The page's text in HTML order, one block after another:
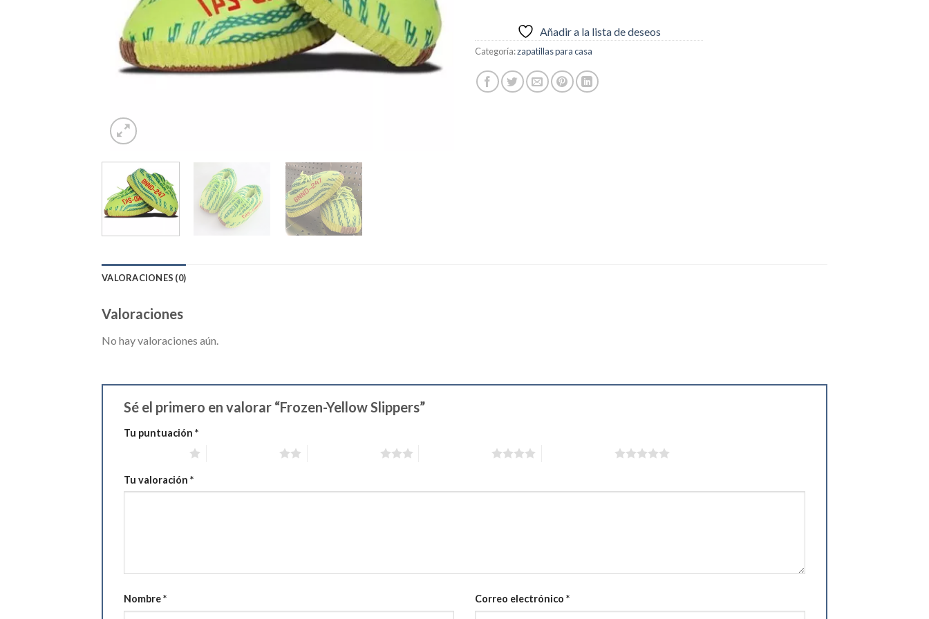
Añadir a la lista de deseos
Categoría:zapatillas para casa
VALORACIONES (0)
Valoraciones
No hay valoraciones aún.
Sé el primero en valorar “Frozen-Yellow Slippers”
Tu puntuación *
Tu valoración *
Nombre* Correo electrónico *